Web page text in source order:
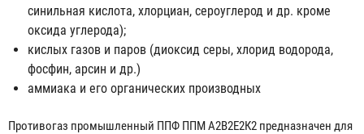
синильная кислота, хлорциан, сероуглерод и др. кроме
оксида углерода);
кислых газов и паров (диоксид серы, хлорид водорода,
фосфин, арсин и др.)
аммиака и его органических производных
Противогаз промышленный ППФ ППМ А2В2Е2К2 предназначен для